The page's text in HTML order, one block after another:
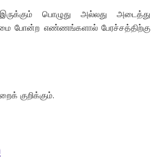
பொழுது அல்லது அடைத்து
போன்ற எண்ணங்களால் பேரச்சத்திற்கு
குறிக்கும்.